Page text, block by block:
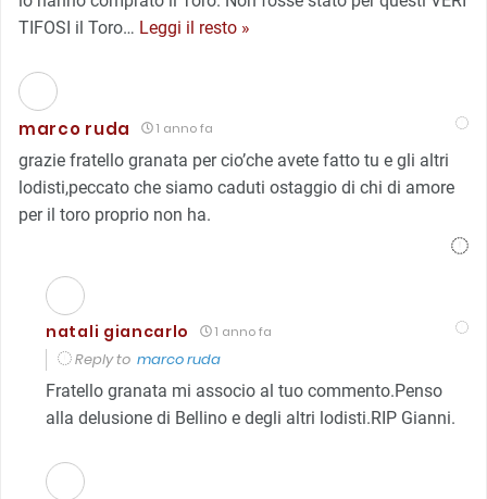
TIFOSI il Toro… Leggi il resto »
marco ruda 1 anno fa
grazie fratello granata per cio’che avete fatto tu e gli altri
lodisti,peccato che siamo caduti ostaggio di chi di amore
per il toro proprio non ha.
natali giancarlo 1 anno fa
Reply to marco ruda
Fratello granata mi associo al tuo commento.Penso
alla delusione di Bellino e degli altri lodisti.RIP Gianni.